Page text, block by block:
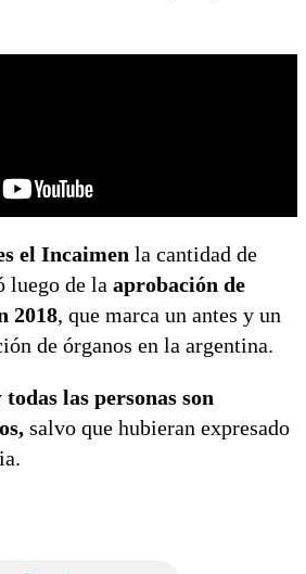
el Incaimen la cantidad de
luego de la aprobación de
2018, que marca un antes y un
de órganos en la argentina.
todas las personas son
salvo que hubieran expresado